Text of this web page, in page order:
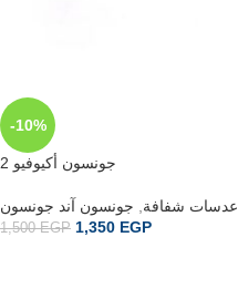
-10%
جونسون أكيوفيو 2
عدسات شفافة جونسون آند جونسون
1,500EGP 1,350 EGP